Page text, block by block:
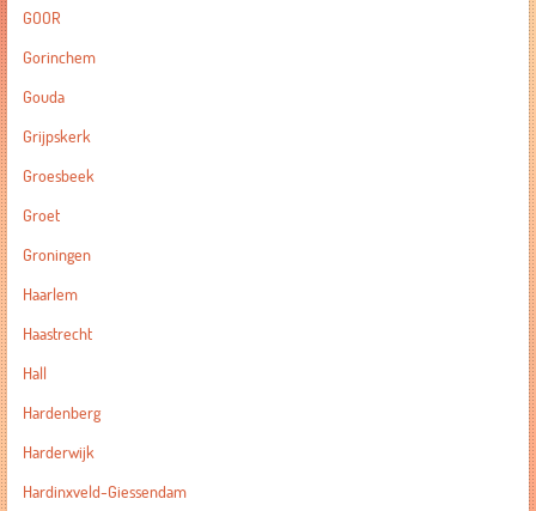
GOOR
Gorinchem
Gouda
Grijpskerk
Groesbeek
Groet
Groningen
Haarlem
Haastrecht
Hall
Hardenberg
Harderwijk
Hardinxveld-Giessendam